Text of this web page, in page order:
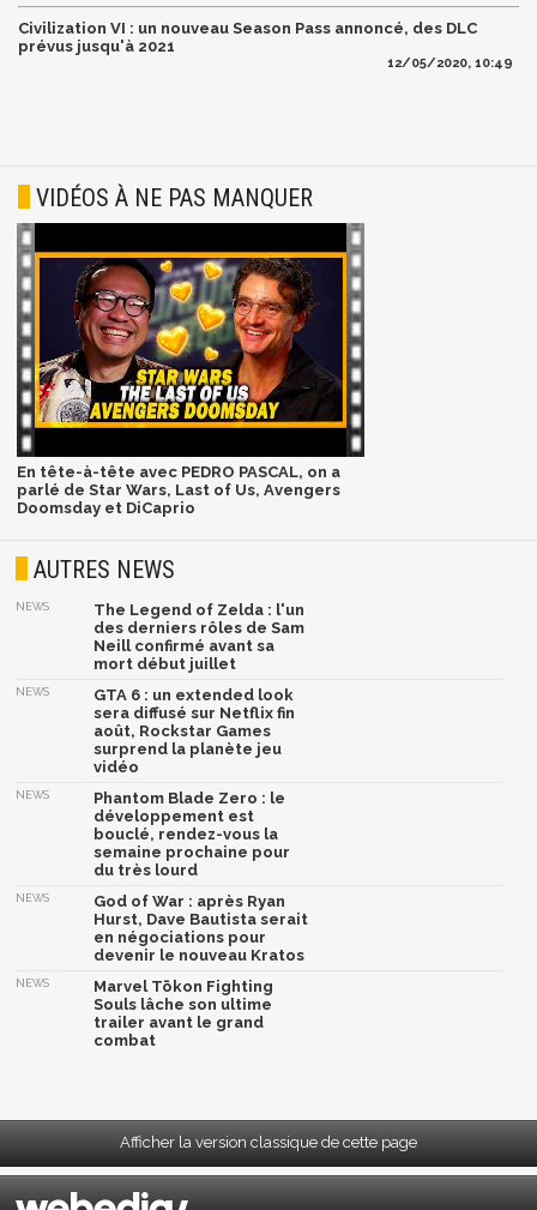
Civilization VI : un nouveau Season Pass annoncé, des DLC
prévus jusqu'à 2021
12/05/2020, 10:49
VIDÉOS À NE PAS MANQUER
En tête-à-tête avec PEDRO PASCAL, on a
parlé de Star Wars, Last of Us, Avengers
Doomsday et DiCaprio
AUTRES NEWS
NEWS
The Legend of Zelda : l'un
des derniers rôles de Sam
Neill confirmé avant sa
mort début juillet
NEWS
GTA 6 : un extended look
sera diffusé sur Netflix fin
août, Rockstar Games
surprend la planète jeu
vidéo
NEWS
Phantom Blade Zero : le
développement est
bouclé, rendez-vous la
semaine prochaine pour
du très lourd
NEWS
God of War : après Ryan
Hurst, Dave Bautista serait
en négociations pour
devenir le nouveau Kratos
NEWS
Marvel Tōkon Fighting
Souls lâche son ultime
trailer avant le grand
combat
Afficher la version classique de cette page